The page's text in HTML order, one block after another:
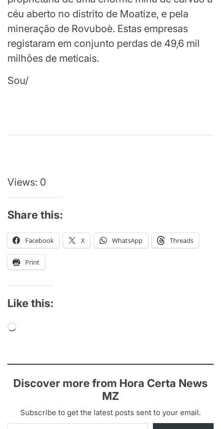
céu aberto no distrito de Moatize, e pela
mineração de Rovuboè. Estas empresas
registaram em conjunto perdas de 49,6 mil
milhões de meticais.
Sou/
Views: 0
Share this:
Facebook X WhatsApp Threads
Print
Like this:
Loading…
Discover more from Hora Certa News
MZ
Subscribe to get the latest posts sent to your email.
Type your email…